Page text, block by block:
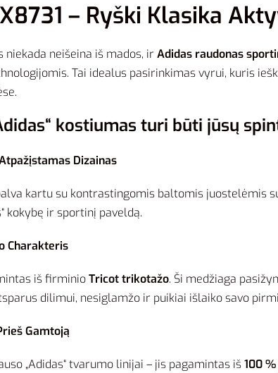
– Ryški Klasika
niekada neišeina iš mados, ir Adidas raudonas
Tai idealus pasirinkimas vyrui, kuris
kostiumas turi būti jūsų
Dizainas
kartu su kontrastingomis baltomis juostelėmis
kokybę ir sportinį paveldą.
Charakteris
iš firminioTricot trikotažo. Ši medžiaga
dilimui, nesiglamžo ir puikiai išlaiko savo
Gamtoją
„Adidas“ tvarumo linijai – jis pagamintas iš100